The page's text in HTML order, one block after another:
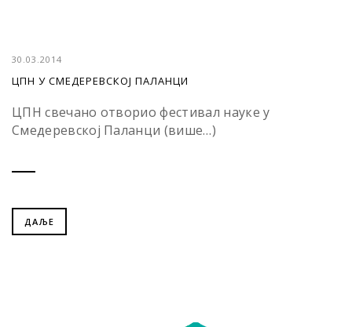
30.03.2014
ЦПН У СМЕДЕРЕВСКОЈ ПАЛАНЦИ
ЦПН свечано отворио фестивал науке у
Смедеревској Паланци (више…)
ДАЉЕ